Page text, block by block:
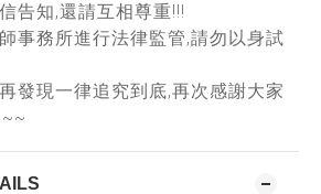
告知,還請互相尊重!!!
事務所進行法律監管,請勿以身試
發現一律追究到底,再次感謝大家